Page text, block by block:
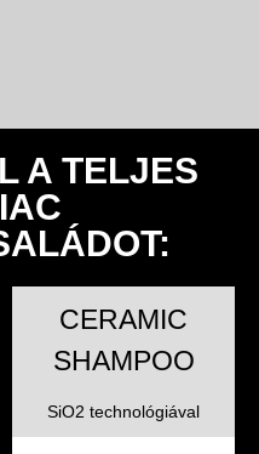
A TELJES
CERAMIC
SHAMPOO
SiO2 technológiával